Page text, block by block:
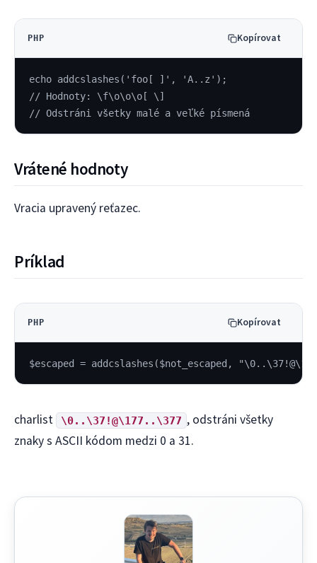
PHP Kopírovat
echo addcslashes('foo[ ]', 'A..z');
// Hodnoty: \f\o\o\o[ \]
// Odstráni všetky malé a veľké písmená
Vrátené hodnoty
Vracia upravený reťazec.
Príklad
PHP Kopírovat
$escaped = addcslashes($not_escaped,
charlist \0..\37!@\177..\377 , odstráni všetky
znaky s ASCII kódom medzi 0 a 31.